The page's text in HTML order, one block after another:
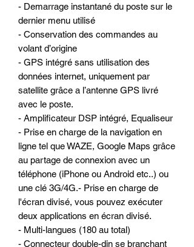
- Demarrage instantané du poste sur le
dernier menu utilisé
- Conservation des commandes au
volant d’origine
- GPS intégré sans utilisation des
données internet, uniquement par
satellite grâce a l’antenne GPS livré
avec le poste.
- Amplificateur DSP intégré, Equaliseur
- Prise en charge de la navigation en
ligne tel que WAZE, Google Maps grâce
au partage de connexion avec un
téléphone (iPhone ou Android etc..) ou
une clé 3G/4G.- Prise en charge de
l'écran divisé, vous pouvez exécuter
deux applications en écran divisé.
- Multi-langues (180 au total)
- Connecteur double-din se branchant